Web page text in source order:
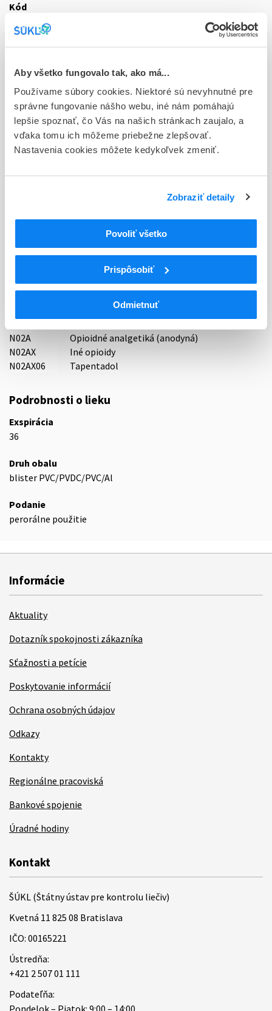
Aby všetko fungovalo tak, ako má...
Používame súbory cookies. Niektoré sú nevyhnutné pre
správne fungovanie nášho webu, iné nám pomáhajú
lepšie spoznať, čo Vás na našich stránkach zaujalo, a
vďaka tomu ich môžeme priebežne zlepšovať.
Nastavenia cookies môžete kedykoľvek zmeniť.
Zobraziť detaily
Povoliť všetko
Prispôsobiť
Odmietnuť
Kód
Registračné číslo
Doplnok
tbl plg 40x50 mg (blis.PVC/PVDC/PVC/Al)
Stav
R - Aktuálna registrácia
G.L. Pharma GmbH, Rakúsko
Indikačná skupina
65 - ANALGETICA - ANODYNA
Centrálna nervová sústava
N02A
Opioidné analgetiká (anodyná)
N02AX
Iné opioidy
N02AX06
Tapentadol
Podrobnosti o lieku
Exspirácia
36
Druh obalu
blister PVC/PVDC/PVC/Al
Podanie
perorálne použitie
Informácie
Aktuality
Dotazník spokojnosti zákazníka
Sťažnosti a petície
Poskytovanie informácií
Ochrana osobných údajov
Odkazy
Kontakty
Regionálne pracoviská
Bankové spojenie
Úradné hodiny
Kontakt
ŠÚKL (Štátny ústav pre kontrolu liečiv)
Kvetná 11 825 08 Bratislava
IČO: 00165221
Ústredňa:
+421 2 507 01 111
Podateľňa:
Pondelok – Piatok: 9:00 – 14:00